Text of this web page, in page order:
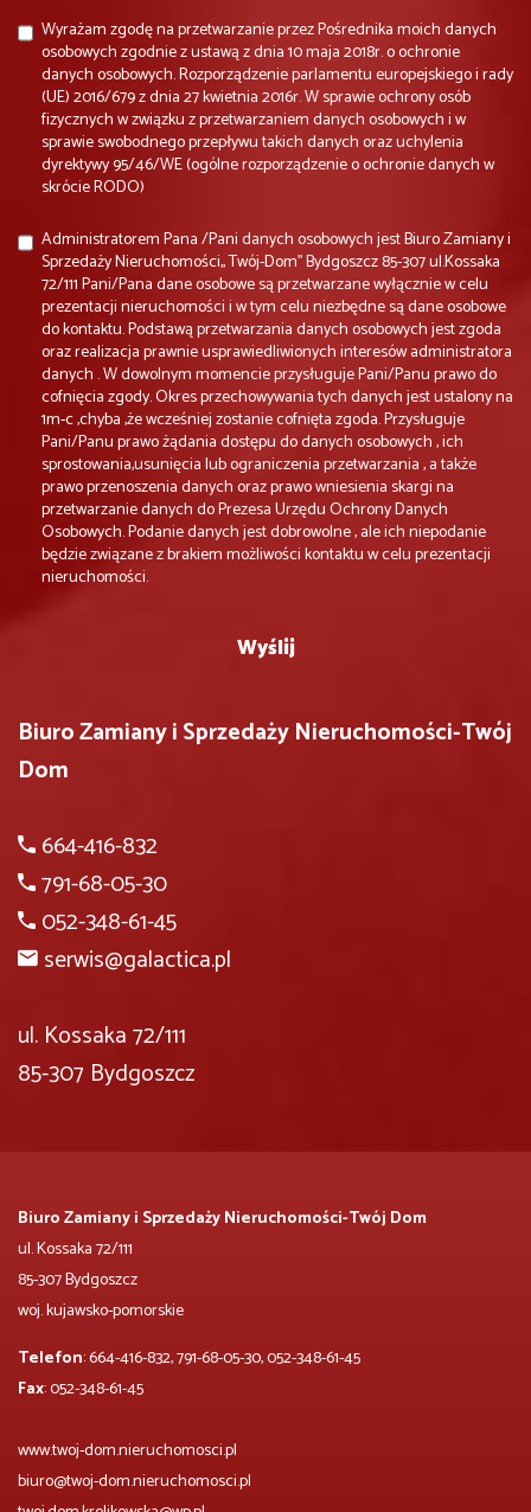
Wyrażam zgodę na przetwarzanie przez Pośrednika moich danych
osobowych zgodnie z ustawą z dnia 10 maja 2018r. o ochronie
danych osobowych. Rozporządzenie parlamentu europejskiego i rady
(UE) 2016/679 z dnia 27 kwietnia 2016r. W sprawie ochrony osób
fizycznych w związku z przetwarzaniem danych osobowych i w
sprawie swobodnego przepływu takich danych oraz uchylenia
dyrektywy 95/46/WE (ogólne rozporządzenie o ochronie danych w
skrócie RODO)
Administratorem Pana /Pani danych osobowych jest Biuro Zamiany i
Sprzedaży Nieruchomości,, Twój-Dom'' Bydgoszcz 85-307 ul.Kossaka
72/111 Pani/Pana dane osobowe są przetwarzane wyłącznie w celu
prezentacji nieruchomości i w tym celu niezbędne są dane osobowe
do kontaktu. Podstawą przetwarzania danych osobowych jest zgoda
oraz realizacja prawnie usprawiedliwionych interesów administratora
danych . W dowolnym momencie przysługuje Pani/Panu prawo do
cofnięcia zgody. Okres przechowywania tych danych jest ustalony na
1m-c ,chyba ,że wcześniej zostanie cofnięta zgoda. Przysługuje
Pani/Panu prawo żądania dostępu do danych osobowych , ich
sprostowania,usunięcia lub ograniczenia przetwarzania , a także
prawo przenoszenia danych oraz prawo wniesienia skargi na
przetwarzanie danych do Prezesa Urzędu Ochrony Danych
Osobowych. Podanie danych jest dobrowolne , ale ich niepodanie
będzie związane z brakiem możliwości kontaktu w celu prezentacji
nieruchomości.
Biuro Zamiany i Sprzedaży Nieruchomości-Twój
Dom
664-416-832
791-68-05-30
052-348-61-45
serwis@galactica.pl
ul. Kossaka 72/111
85-307 Bydgoszcz
Biuro Zamiany i Sprzedaży Nieruchomości-Twój Dom
ul. Kossaka 72/111
85-307 Bydgoszcz
woj. kujawsko-pomorskie
Telefon: 664-416-832, 791-68-05-30, 052-348-61-45
Fax: 052-348-61-45
www.twoj-dom.nieruchomosci.pl
biuro@twoj-dom.nieruchomosci.pl